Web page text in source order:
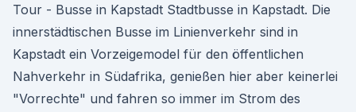
Tour - Busse in Kapstadt Stadtbusse in Kapstadt. Die
innerstädtischen Busse im Linienverkehr sind in
Kapstadt ein Vorzeigemodel für den öffentlichen
Nahverkehr in Südafrika, genießen hier aber keinerlei
"Vorrechte" und fahren so immer im Strom des